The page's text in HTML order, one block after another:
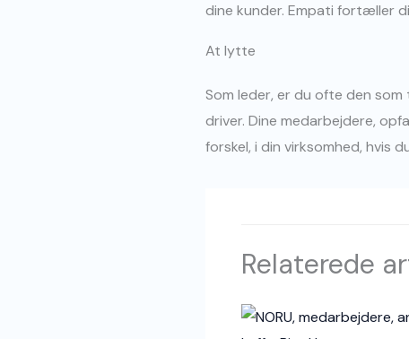
dine kunder. Empati fortæller
At lytte
Som leder, er du ofte den
driver. Dine medarbejdere,
forskel, i din virksomhed, hvis
Relaterede